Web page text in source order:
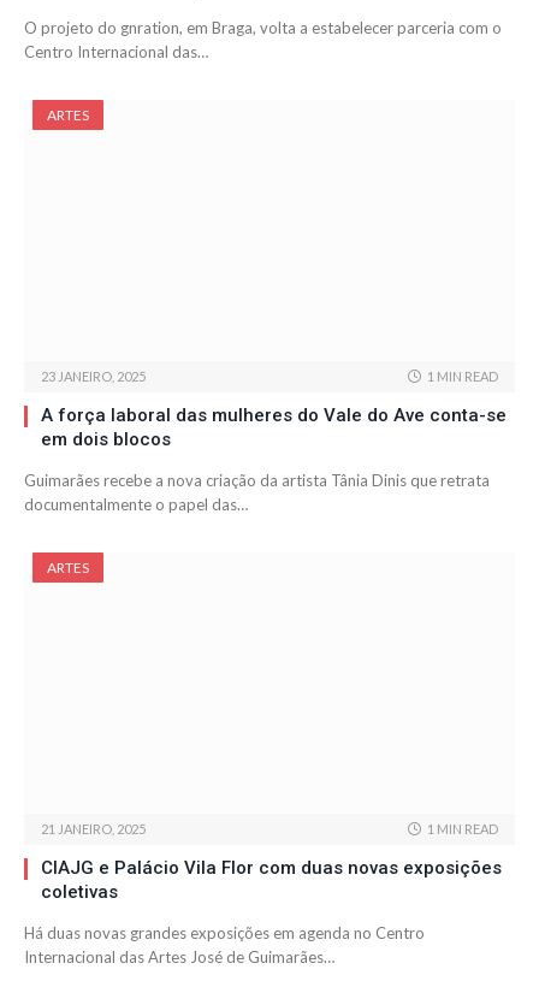
O projeto do gnration, em Braga, volta a estabelecer parceria com o
Centro Internacional das…
ARTES
23 JANEIRO, 2025 1 MIN READ
A força laboral das mulheres do Vale do Ave conta-se
em dois blocos
Guimarães recebe a nova criação da artista Tânia Dinis que retrata
documentalmente o papel das…
ARTES
21 JANEIRO, 2025 1 MIN READ
CIAJG e Palácio Vila Flor com duas novas exposições
coletivas
Há duas novas grandes exposições em agenda no Centro
Internacional das Artes José de Guimarães…